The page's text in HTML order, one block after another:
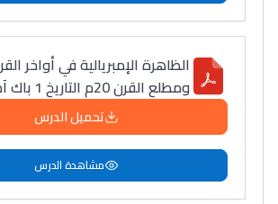
ومطلع القرن 20م التاريخ 1 باك آداب
تحميل الدرس
مشاهدة الدرس